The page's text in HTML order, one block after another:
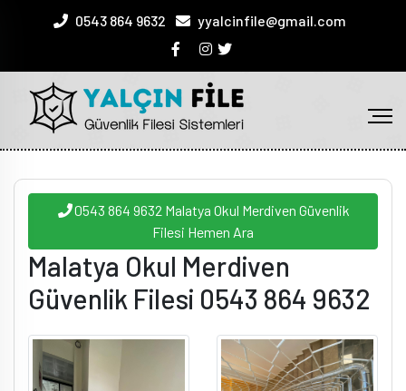
0543 864 9632 yyalcinfile@gmail.com
0543 864 9632 Malatya Okul Merdiven Güvenlik
Filesi Hemen Ara
Malatya Okul Merdiven
Güvenlik Filesi 0543 864 9632